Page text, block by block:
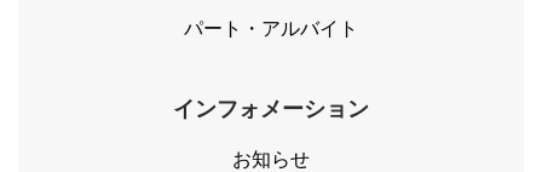
パート・アルバイト
インフォメーション
お知らせ